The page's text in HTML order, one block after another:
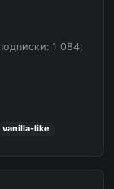
1 084;
vanilla-like